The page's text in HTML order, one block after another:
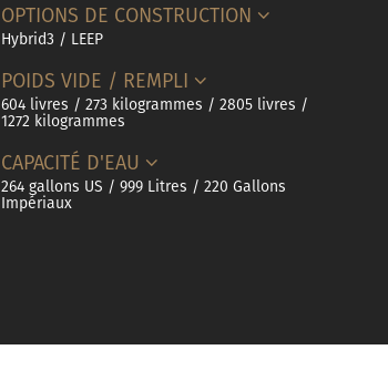
OPTIONS DE CONSTRUCTION
Hybrid3 / LEEP
POIDS VIDE / REMPLI
604 livres / 273 kilogrammes / 2805 livres /
1272 kilogrammes
CAPACITÉ D'EAU
264 gallons US / 999 Litres / 220 Gallons
Impériaux